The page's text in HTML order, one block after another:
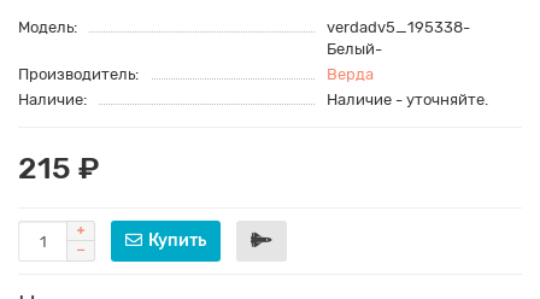
Модель:
verdadv5_195338-
Белый-
Производитель:
Верда
Наличие:
Наличие - уточняйте.
215 ₽
Купить